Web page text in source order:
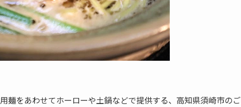
麺をあわせてホーローや土鍋などで提供する、高知県須崎市のご